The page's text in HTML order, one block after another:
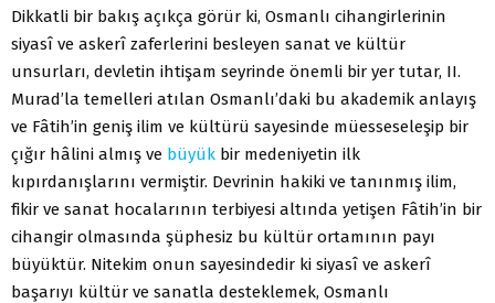
Dikkatli bir bakış açıkça görür ki, Osmanlı cihangirlerinin
siyasî ve askerî zaferlerini besleyen sanat ve kültür
unsurları, devletin ihtişam seyrinde önemli bir yer tutar, II.
Murad’la temelleri atılan Osmanlı’daki bu akademik anlayış
ve Fâtih’in geniş ilim ve kültürü sayesinde müesseseleşip bir
çığır hâlini almış ve büyük bir medeniyetin ilk
kıpırdanışlarını vermiştir. Devrinin hakiki ve tanınmış ilim,
fikir ve sanat hocalarının terbiyesi altında yetişen Fâtih’in bir
cihangir olmasında şüphesiz bu kültür ortamının payı
büyüktür. Nitekim onun sayesindedir ki siyasî ve askerî
başarıyı kültür ve sanatla desteklemek, Osmanlı